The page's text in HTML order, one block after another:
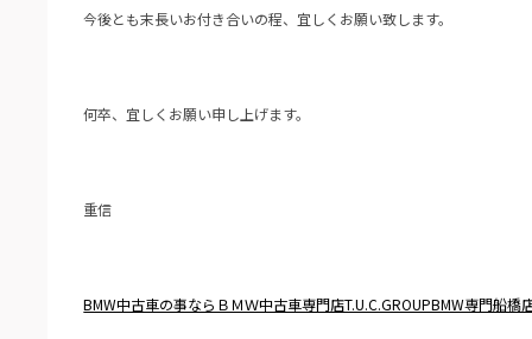
今後とも末長いお付き合いの程、宜しくお願い致します。
何卒、宜しくお願い申し上げます。
重信
BMW中古車の事ならＢＭＷ中古車専門店T.U.C.GROUPBMW専門船橋